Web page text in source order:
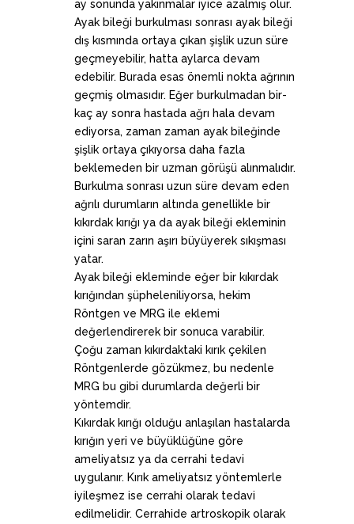
ay sonunda yakınmalar iyice azalmış olur.
Ayak bileği burkulması sonrası ayak bileği
dış kısmında ortaya çıkan şişlik uzun süre
geçmeyebilir, hatta aylarca devam
edebilir. Burada esas önemli nokta ağrının
geçmiş olmasıdır. Eğer burkulmadan bir-
kaç ay sonra hastada ağrı hala devam
ediyorsa, zaman zaman ayak bileğinde
şişlik ortaya çıkıyorsa daha fazla
beklemeden bir uzman görüşü alınmalıdır.
Burkulma sonrası uzun süre devam eden
ağrılı durumların altında genellikle bir
kıkırdak kırığı ya da ayak bileği ekleminin
içini saran zarın aşırı büyüyerek sıkışması
yatar.
Ayak bileği ekleminde eğer bir kıkırdak
kırığından şüpheleniliyorsa, hekim
Röntgen ve MRG ile eklemi
değerlendirerek bir sonuca varabilir.
Çoğu zaman kıkırdaktaki kırık çekilen
Röntgenlerde gözükmez, bu nedenle
MRG bu gibi durumlarda değerli bir
yöntemdir.
Kıkırdak kırığı olduğu anlaşılan hastalarda
kırığın yeri ve büyüklüğüne göre
ameliyatsız ya da cerrahi tedavi
uygulanır. Kırık ameliyatsız yöntemlerle
iyileşmez ise cerrahi olarak tedavi
edilmelidir. Cerrahide artroskopik olarak